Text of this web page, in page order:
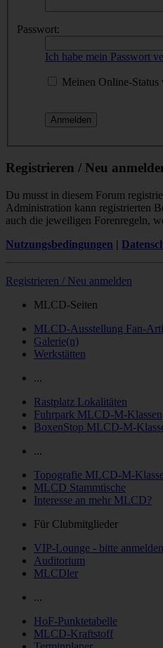
Passwort:
Ich habe mein Passwort
Meinen Online-Status
Registrieren / Neu
Du musst in diesem Forum
Administration kann registrierten
auch die jeweiligen Forenregeln,
Nutzungsbedingungen |
Registrieren / Neu anmelden
MLCD-Seiten
MLCD-Ausstellung Fan-
Galerie(n)
Werkstätten
...
Rastplatz Lokalitäten
Fuhrpark MLCD-M-Klassen
BoxenStop MLCD-M-
...
Topografie MLCD-M-
MLCD Stammtische
Interesse an mehr MLCD?
Für Clubmitglieder
VIP-Lounge - bitte
Auditorium
MLCDler
...
HoF-Punktetabelle
MLCD-Kraftstoff